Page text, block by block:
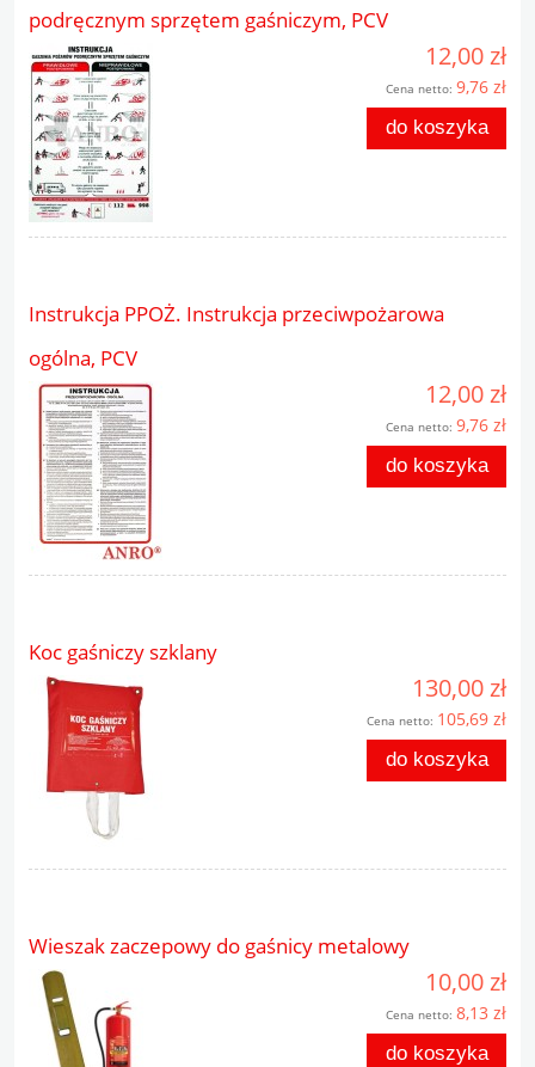
podręcznym sprzętem gaśniczym, PCV
12,00 zł
Cena netto: 9,76 zł
do koszyka
Instrukcja PPOŻ. Instrukcja przeciwpożarowa
ogólna, PCV
12,00 zł
Cena netto: 9,76 zł
do koszyka
Koc gaśniczy szklany
130,00 zł
Cena netto: 105,69 zł
do koszyka
Wieszak zaczepowy do gaśnicy metalowy
10,00 zł
Cena netto: 8,13 zł
do koszyka